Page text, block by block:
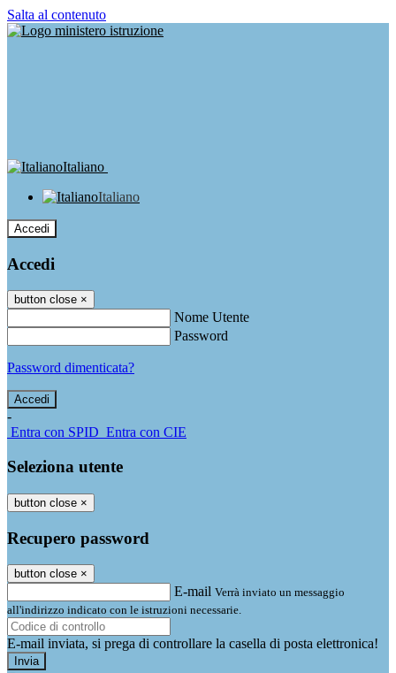
Salta al contenuto
Italiano
Italiano
Accedi
Accedi
button close ×
Nome Utente
Password
Password dimenticata?
-
Entra con SPID Entra con CIE
Seleziona utente
button close ×
Recupero password
button close ×
E-mail Verrà inviato un messaggio
all'indirizzo indicato con le istruzioni necessarie.
E-mail inviata, si prega di controllare la casella di posta elettronica!